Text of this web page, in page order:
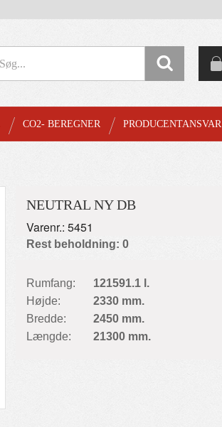
CO2- BEREGNER PRODUCENTANSVAR
NEUTRAL NY DB
Varenr.: 5451
Rest beholdning: 0
Rumfang:
121591.1 l.
Højde:
2330 mm.
Bredde:
2450 mm.
Længde:
21300 mm.